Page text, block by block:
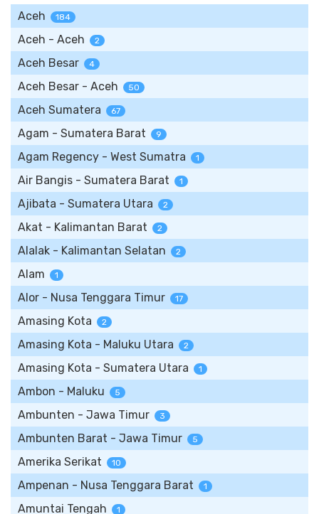
Aceh 184
Aceh - Aceh 2
Aceh Besar 4
Aceh Besar - Aceh 50
Aceh Sumatera 67
Agam - Sumatera Barat 9
Agam Regency - West Sumatra 1
Air Bangis - Sumatera Barat 1
Ajibata - Sumatera Utara 2
Akat - Kalimantan Barat 2
Alalak - Kalimantan Selatan 2
Alam 1
Alor - Nusa Tenggara Timur 17
Amasing Kota 2
Amasing Kota - Maluku Utara 2
Amasing Kota - Sumatera Utara 1
Ambon - Maluku 5
Ambunten - Jawa Timur 3
Ambunten Barat - Jawa Timur 5
Amerika Serikat 10
Ampenan - Nusa Tenggara Barat 1
Amuntai Tengah 1